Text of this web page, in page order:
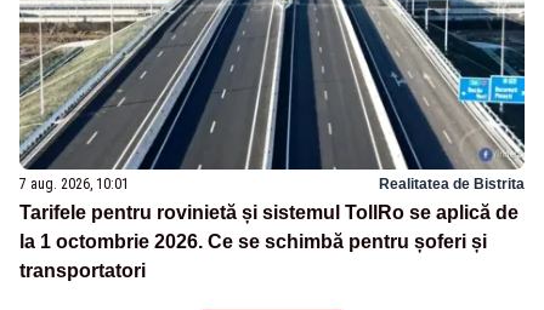
7 aug. 2026, 10:01 Realitatea de Bistrita
Tarifele pentru rovinietă și sistemul TollRo se aplică de
la 1 octombrie 2026. Ce se schimbă pentru șoferi și
transportatori